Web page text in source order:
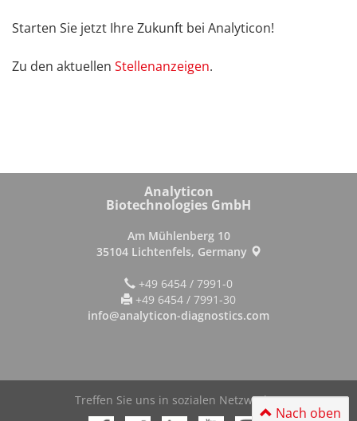
Starten Sie jetzt Ihre Zukunft bei Analyticon!
Zu den aktuellen Stellenanzeigen.
Analyticon
Biotechnologies GmbH
Am Mühlenberg 10
35104 Lichtenfels, Germany
+49 6454 / 7991-0
+49 6454 / 7991-30
info@analyticon-diagnostics.com
Treffen Sie uns in sozialen Netzwerken
Nach oben